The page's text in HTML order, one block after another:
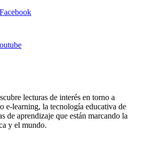
lecturas de interés en torno a
e-learning, la tecnología educativa de
de aprendizaje que están marcando la
y el mundo.